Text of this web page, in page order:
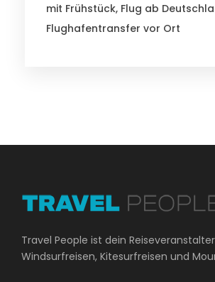
mit Frühstück, Flug ab
Flughafentransfer vor Ort
Travel People ist dein
Windsurfreisen, Kitesurfreisen und